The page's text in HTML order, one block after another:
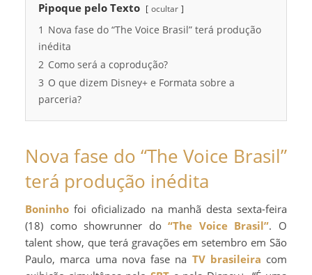
Pipoque pelo Texto ocultar
1 Nova fase do “The Voice Brasil” terá produção
inédita
2 Como será a coprodução?
3 O que dizem Disney+ e Formata sobre a
parceria?
Nova fase do “The Voice Brasil”
terá produção inédita
Boninho foi oficializado na manhã desta sexta-feira
(18) como showrunner do“The Voice Brasil”. O
talent show, que terá gravações em setembro em São
Paulo, marca uma nova fase na TV brasileira com